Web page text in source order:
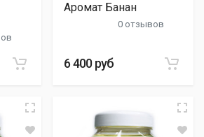
Аромат Банан
0 отзывов
6 400 руб